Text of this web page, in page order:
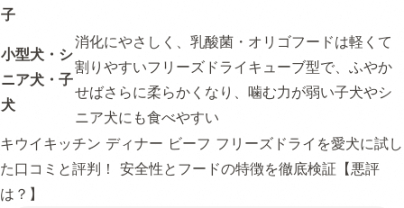
子
小型犬・シ
ニア犬・子
犬
消化にやさしく、乳酸菌・オリゴフードは軽くて
割りやすいフリーズドライキューブ型で、ふやか
せばさらに柔らかくなり、噛む力が弱い子犬やシ
ニア犬にも食べやすい
キウイキッチン ディナー ビーフ フリーズドライを愛犬に試し
た口コミと評判！ 安全性とフードの特徴を徹底検証【悪評
は？】